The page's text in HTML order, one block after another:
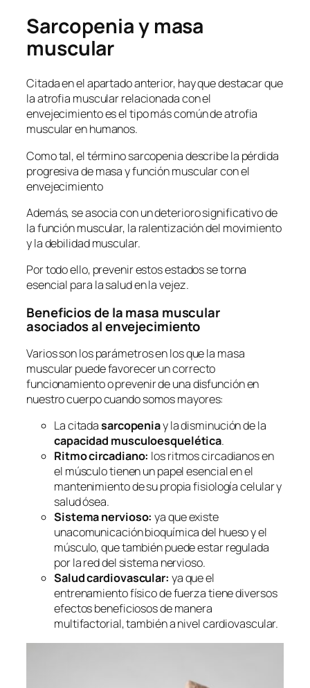
Sarcopenia y masa
muscular
Citada en el apartado anterior, hay que destacar que
la atrofia muscular relacionada con el
envejecimiento es el tipo más común de atrofia
muscular en humanos.
Como tal, el término sarcopenia describe la pérdida
progresiva de masa y función muscular con el
envejecimiento
Además, se asocia con un deterioro significativo de
la función muscular, la ralentización del movimiento
y la debilidad muscular.
Por todo ello, prevenir estos estados se torna
esencial para la salud en la vejez.
Beneficios de la masa muscular
asociados al envejecimiento
Varios son los parámetros en los que la masa
muscular puede favorecer un correcto
funcionamiento o prevenir de una disfunción en
nuestro cuerpo cuando somos mayores:
La citadasarcopeniay la disminución de la
capacidad musculoesquelética.
Ritmo circadiano: los ritmos circadianos en
el músculo tienen un papel esencial en el
mantenimiento de su propia fisiología celular y
salud ósea.
Sistema nervioso:ya que existe
unacomunicación bioquímica del hueso y el
músculo, que también puede estar regulada
por la red del sistema nervioso.
Salud cardiovascular: ya que el
entrenamiento físico de fuerza tiene diversos
efectos beneficiosos de manera
multifactorial, también a nivel cardiovascular.